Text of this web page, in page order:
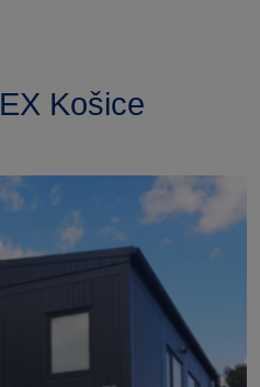
Košice